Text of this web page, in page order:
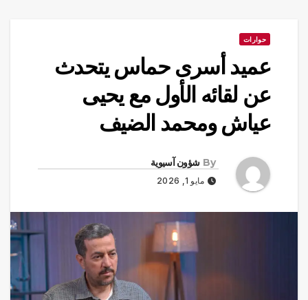
حوارات
عميد أسرى حماس يتحدث
عن لقائه الأول مع يحيى
عياش ومحمد الضيف
By شؤون آسيوية
مايو 1, 2026